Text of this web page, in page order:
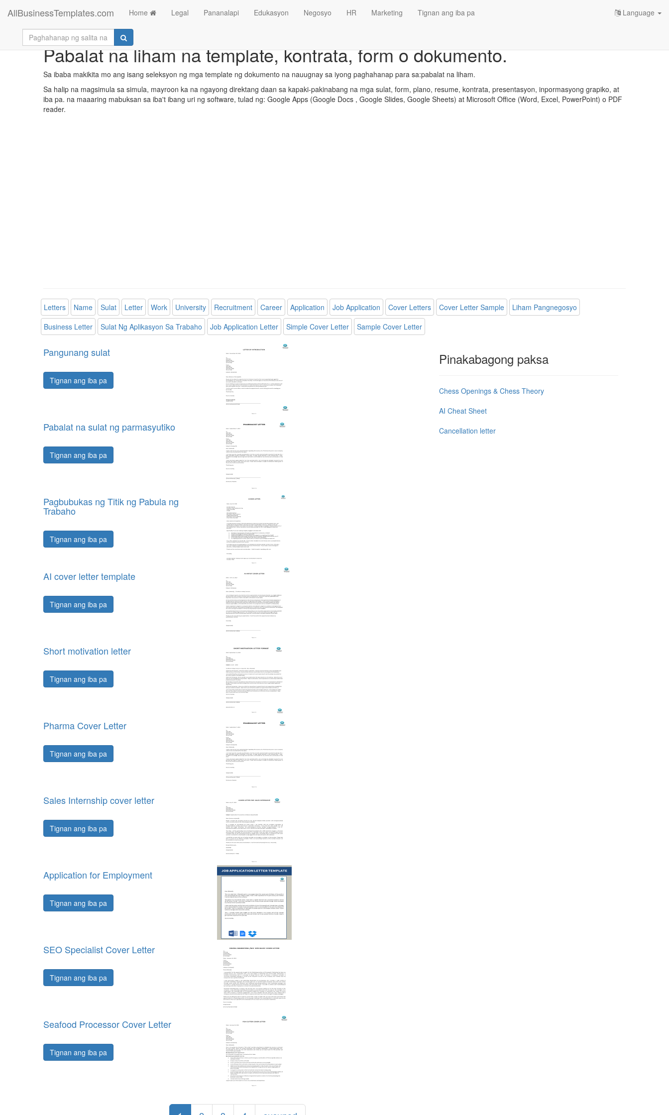
AllBusinessTemplates.com Home Legal Pananalapi Edukasyon Negosyo HR Marketing Tignan ang iba pa Language
Pabalat na liham na template, kontrata, form o dokumento.
Sa ibaba makikita mo ang isang seleksyon ng mga template ng dokumento na nauugnay sa iyong paghahanap para sa:pabalat na liham.
Sa halip na magsimula sa simula, mayroon ka na ngayong direktang daan sa kapaki-pakinabang na mga sulat, form, plano, resume, kontrata, presentasyon, inpormasyong grapiko, at
iba pa. na maaaring mabuksan sa iba't ibang uri ng software, tulad ng: Google Apps (Google Docs , Google Slides, Google Sheets) at Microsoft Office (Word, Excel, PowerPoint) o PDF
reader.
Letters Name Sulat Letter Work University Recruitment Career Application Job Application Cover Letters Cover Letter Sample
Liham Pangnegosyo
Business Letter
Sulat Ng Aplikasyon Sa Trabaho Job Application Letter Simple Cover Letter Sample Cover Letter
Pangunang sulat
Tignan ang iba pa
Pabalat na sulat ng parmasyutiko
Tignan ang iba pa
Pagbubukas ng Titik ng Pabula ng
Trabaho
Tignan ang iba pa
AI cover letter template
Tignan ang iba pa
Short motivation letter
Tignan ang iba pa
Pharma Cover Letter
Tignan ang iba pa
Sales Internship cover letter
Tignan ang iba pa
Application for Employment
Tignan ang iba pa
SEO Specialist Cover Letter
Tignan ang iba pa
Seafood Processor Cover Letter
Tignan ang iba pa
Pinakabagong paksa
Chess Openings & Chess Theory
AI Cheat Sheet
Cancellation letter